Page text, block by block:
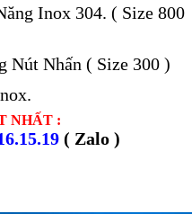
Inox 304. ( Size 800
Nút Nhấn ( Size 300 )
NHẤT :
( Zalo )